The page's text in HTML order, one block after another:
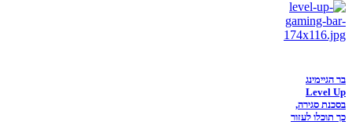
בר הגיימינג
Level Up
בסכנת סגירה,
כך תוכלו לעזור